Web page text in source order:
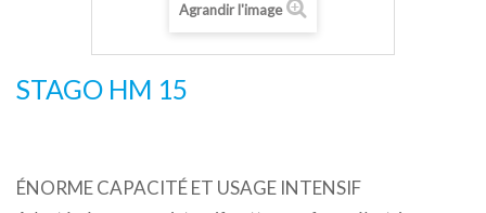
Agrandir l'image
STAGO HM 15
ÉNORME CAPACITÉ ET USAGE INTENSIF